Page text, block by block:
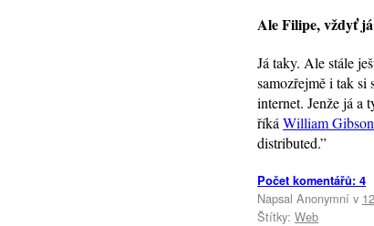
Ale Filipe, vždyť
Já taky. Ale stále
samozřejmě i tak si
internet. Jenže já a
říká William Gibson
distributed.”
Počet komentářů: 4
Napsal Anonymní v
Štítky: Web